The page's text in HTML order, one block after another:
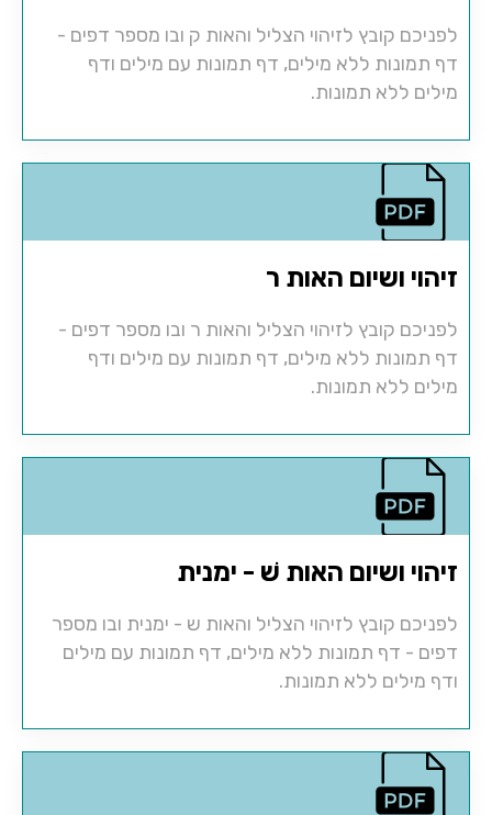
לפניכם קובץ לזיהוי הצליל והאות ק ובו מספר דפים -
דף תמונות ללא מילים, דף תמונות עם מילים ודף
מילים ללא תמונות.
זיהוי ושיום האות ר
לפניכם קובץ לזיהוי הצליל והאות ר ובו מספר דפים -
דף תמונות ללא מילים, דף תמונות עם מילים ודף
מילים ללא תמונות.
זיהוי ושיום האות שׁ - ימנית
לפניכם קובץ לזיהוי הצליל והאות ש - ימנית ובו מספר
דפים - דף תמונות ללא מילים, דף תמונות עם מילים
ודף מילים ללא תמונות.